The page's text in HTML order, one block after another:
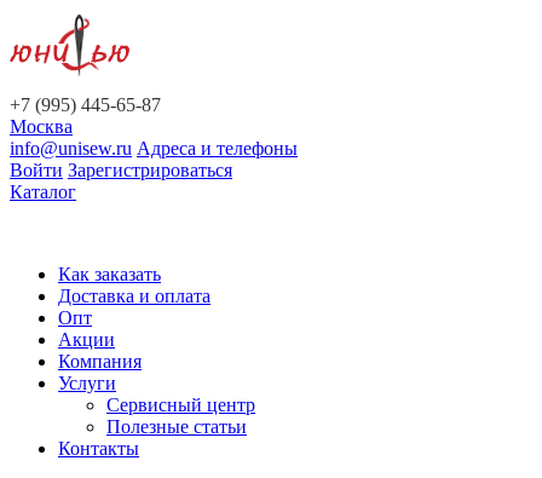
+7 (995) 445-65-87
Москва
info@unisew.ru Адреса и телефоны
Войти Зарегистрироваться
Каталог
Как заказать
Доставка и оплата
Опт
Акции
Компания
Услуги
Сервисный центр
Полезные статьи
Контакты